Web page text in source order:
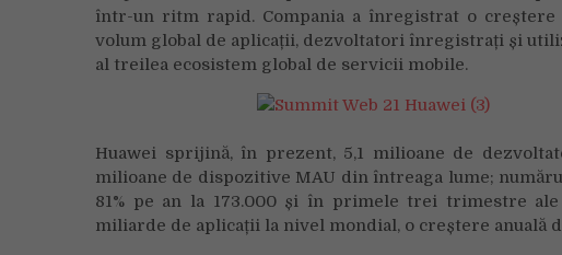
într-un ritm rapid. Compania a înregistrat o
volum global de aplicații, dezvoltatori înregistrați și
al treilea ecosistem global de servicii mobile.
Huawei sprijină, în prezent, 5,1 milioane de
milioane de dispozitive MAU din întreaga lume;
81% pe an la 173.000 și în primele trei trimestre
miliarde de aplicații la nivel mondial, o creștere anuală